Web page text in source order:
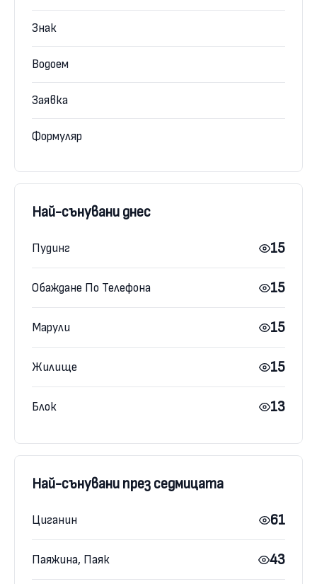
Знак
Водоем
Заявка
Формуляр
Най-сънувани днес
Пудинг 15
Обаждане По Телефона 15
Марули 15
Жилище 15
Блок 13
Най-сънувани през седмицата
Циганин 61
Паяжина, Паяк 43